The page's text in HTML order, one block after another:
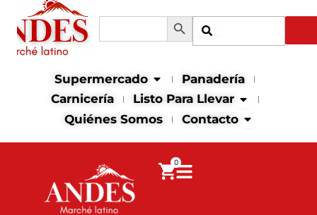
Buscar: Botón de búsqueda
Supermercado Abrir supermercado
Panadería
Carnicería
Listo Para Llevar Abrir Listo
Quiénes Somos Contacto Abrir
0